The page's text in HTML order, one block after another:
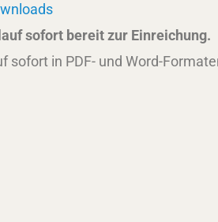
sofort bereit zur Einreichung.
sofort in PDF- und Word-